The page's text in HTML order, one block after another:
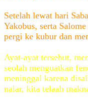
Setelah lewat hari
Yakobus, serta
pergi ke kubur dan
Ayat-ayat tersebut,
seolah menguatkan
meninggal karena
nalar, kita telaah